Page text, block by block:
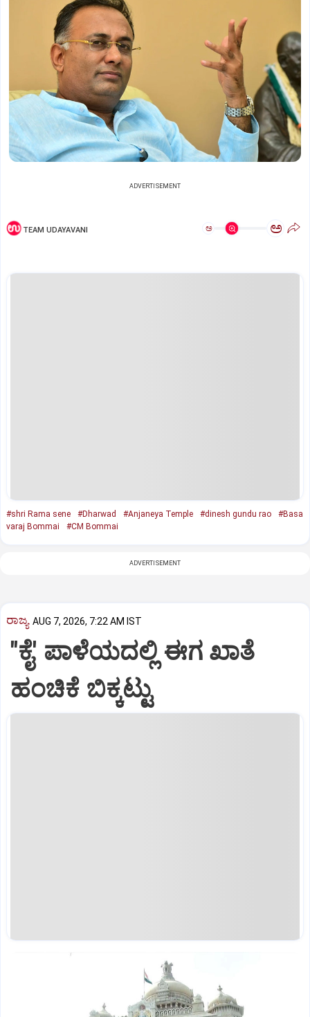
ADVERTISEMENT
TEAM UDAYAVANI ಅ ಅ
#shri Rama sene #Dharwad #Anjaneya Temple #dinesh gundu rao
#Basa
varaj Bommai
#CM Bommai
ADVERTISEMENT
ರಾಜ್ಯ AUG 7, 2026, 7:22 AM IST
"ಕೈ' ಪಾಳೆಯದಲ್ಲಿ ಈಗ ಖಾತೆ
ಹಂಚಿಕೆ ಬಿಕ್ಕಟ್ಟು